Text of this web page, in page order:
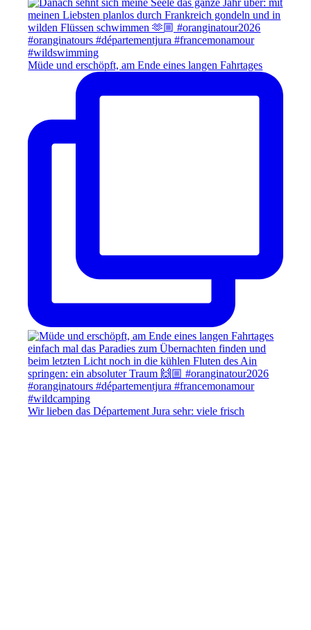
Müde und erschöpft, am Ende eines langen Fahrtages
Wir lieben das Département Jura sehr: viele frisch